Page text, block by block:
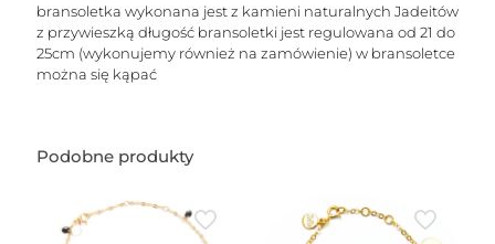
bransoletka wykonana jest z kamieni naturalnych Jadeitów
z przywieszką długość bransoletki jest regulowana od 21 do
25cm (wykonujemy również na zamówienie) w bransoletce
można się kąpać
Podobne produkty